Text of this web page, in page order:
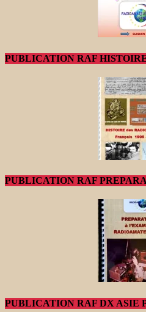
PUBLICATION RAF HISTOIRE
PUBLICATION RAF
PUBLICATION RAF DX ASIE